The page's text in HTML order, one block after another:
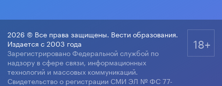
2026 © Все права защищены. Вести образования.
Издается с 2003 года
Зарегистрировано Федеральной службой по
надзору в сфере связи, информационных
технологий и массовых коммуникаций.
Свидетельство о регистрации СМИ ЭЛ № ФС 77-
18+